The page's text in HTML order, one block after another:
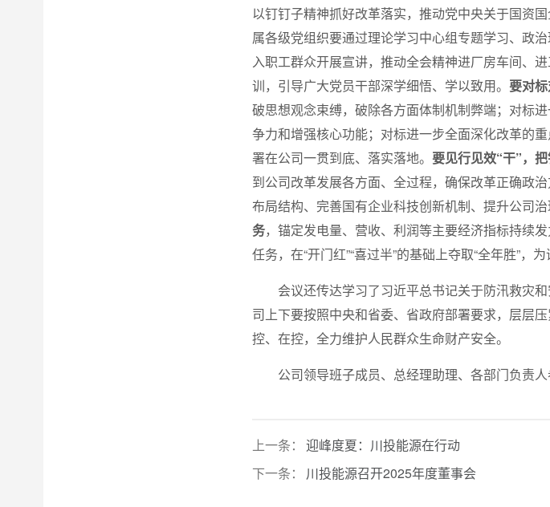
以钉钉子精神抓好改革落实，推动党中央关于国资
属各级党组织要通过理论学习中心组专题学习、政
入职工群众开展宣讲，推动全会精神进厂房车间、
训，引导广大党员干部深学细悟、学以致用。 要对
破思想观念束缚，破除各方面体制机制弊端；对标
争力和增强核心功能；对标进一步全面深化改革的
署在公司一贯到底、落实落地。 要见行见效“干”，把
到公司改革发展各方面、全过程，确保改革正确政治
布局结构、完善国有企业科技创新机制、提升公司
务，锚定发电量、营收、利润等主要经济指标持续
任务，在“开门红”“喜过半”的基础上夺取“全年胜”，
会议还传达学习了习近平总书记关于防汛救灾
司上下要按照中央和省委、省政府部署要求，层层
控、在控，全力维护人民群众生命财产安全。
公司领导班子成员、总经理助理、各部门负责人
上一条：
迎峰度夏：川投能源在行动
下一条：
川投能源召开2025年度董事会